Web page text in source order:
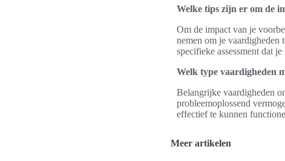
Welke tips zijn er om de
Om de impact van je
nemen om je vaardigheden
specifieke assessment dat
Welk type vaardigheden
Belangrijke vaardigheden
probleemoplossend
effectief te kunnen
Meer artikelen